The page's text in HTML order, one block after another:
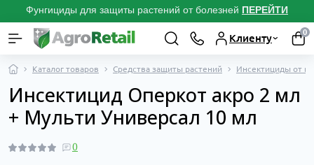
Фунгициды для защиты растений от болезней ПЕРЕЙТИ
Клиенту
0
Каталог товаров Средства защиты растений Инсектициды от
Инсектицид Оперкот акро 2 мл
+ Мульти Универсал 10 мл
0